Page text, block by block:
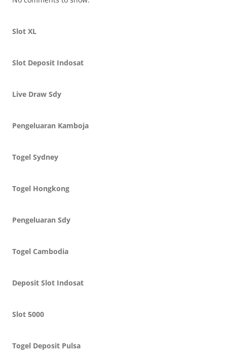
Slot XL
Slot Deposit Indosat
Live Draw Sdy
Pengeluaran Kamboja
Togel Sydney
Togel Hongkong
Pengeluaran Sdy
Togel Cambodia
Deposit Slot Indosat
Slot 5000
Togel Deposit Pulsa